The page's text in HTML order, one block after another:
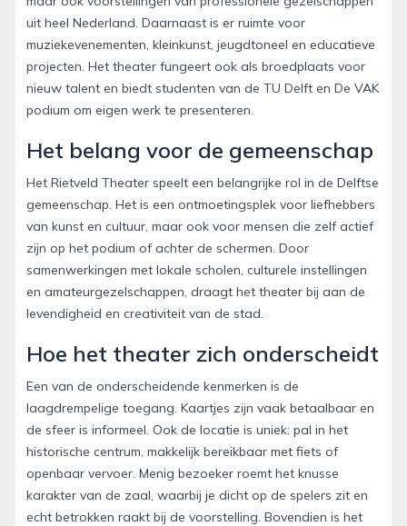
uit heel Nederland. Daarnaast is er ruimte voor
muziekevenementen, kleinkunst, jeugdtoneel en educatieve
projecten. Het theater fungeert ook als broedplaats voor
nieuw talent en biedt studenten van de TU Delft en De VAK
podium om eigen werk te presenteren.
Het belang voor de gemeenschap
Het Rietveld Theater speelt een belangrijke rol in de Delftse
gemeenschap. Het is een ontmoetingsplek voor liefhebbers
van kunst en cultuur, maar ook voor mensen die zelf actief
zijn op het podium of achter de schermen. Door
samenwerkingen met lokale scholen, culturele instellingen
en amateurgezelschappen, draagt het theater bij aan de
levendigheid en creativiteit van de stad.
Hoe het theater zich onderscheidt
Een van de onderscheidende kenmerken is de
laagdrempelige toegang. Kaartjes zijn vaak betaalbaar en
de sfeer is informeel. Ook de locatie is uniek: pal in het
historische centrum, makkelijk bereikbaar met fiets of
openbaar vervoer. Menig bezoeker roemt het knusse
karakter van de zaal, waarbij je dicht op de spelers zit en
echt betrokken raakt bij de voorstelling. Bovendien is het